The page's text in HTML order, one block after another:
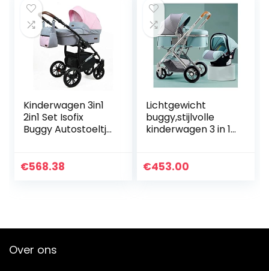
Kinderwagen 3in1
2in1 Set Isofix
Buggy Autostoeltje
Pink 3in1 met
€568.38
Lichtgewicht
buggy,stijlvolle
kinderwagen 3 in 1
wandelwagen
€453.00
Over ons